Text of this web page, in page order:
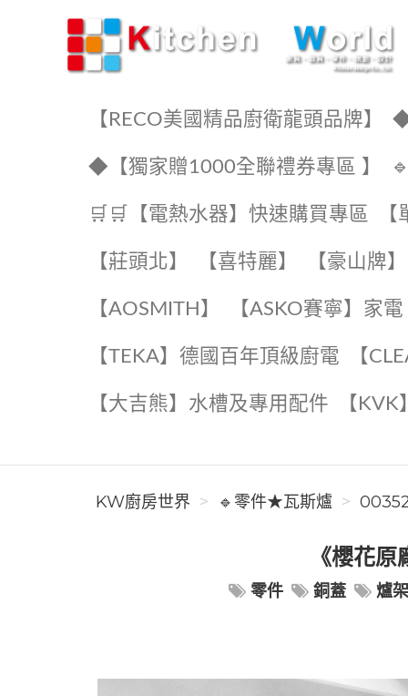
【RECO美國精品廚衛龍頭品牌】 ◆
◆【獨家贈1000全聯禮券專區 】
🛒🛒【電熱水器】快速購買專區
【莊頭北】 【喜特麗】 【豪山牌】
【AOSMITH】 【ASKO賽寧】家電
️【TEKA】️德國百年頂級廚電 【
【大吉熊】水槽及專用配件 【
KW廚房世界 🔹零件★瓦斯爐
《櫻花
零件 銅蓋 爐